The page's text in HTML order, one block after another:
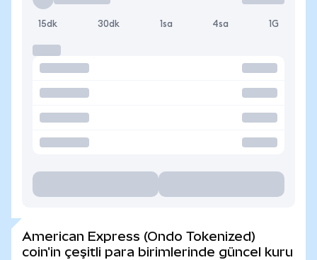
15dk 30dk 1sa 4sa 1G
American Express (Ondo Tokenized)
coin'in çeşitli para birimlerinde güncel kuru